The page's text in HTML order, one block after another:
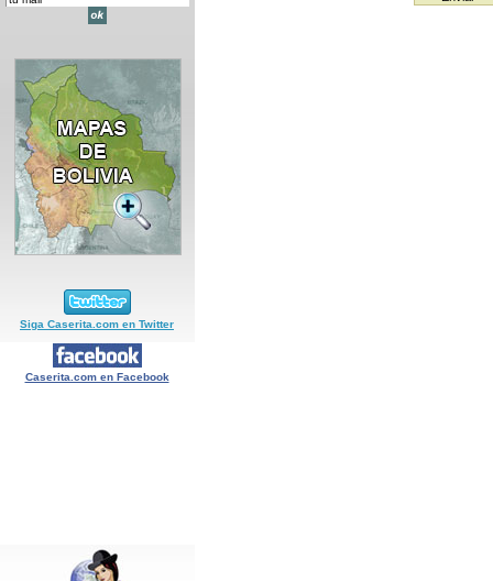
Siga Caserita.com en Twitter
Caserita.com en Facebook